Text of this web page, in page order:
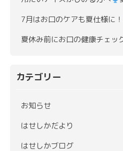
7月はお口のケアも夏仕様に！
夏休み前にお口の健康チェッ
カテゴリー
お知らせ
はせしかだより
はせしかブログ